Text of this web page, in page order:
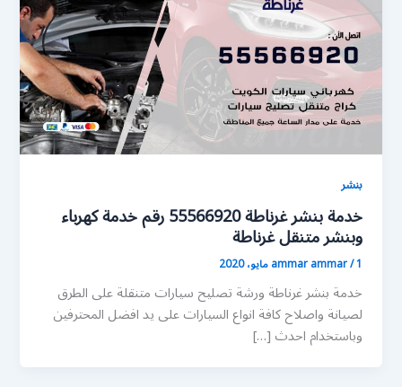
بنشر
خدمة بنشر غرناطة 55566920 رقم خدمة كهرباء
وبنشر متنقل غرناطة
ammar ammar/1 مايو، 2020
خدمة بنشر غرناطة ورشة تصليح سيارات متنقلة على الطرق
لصيانة واصلاح كافة انواع السيارات على يد افضل المحترفين
وباستخدام احدث […]